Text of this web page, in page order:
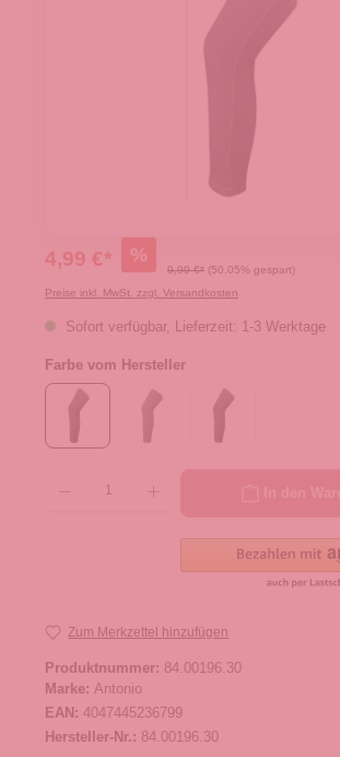
4,99 €* %
9,99 €* (50.05% gespart)
Preise inkl. MwSt. zzgl. Versandkosten
Sofort verfügbar, Lieferzeit: 1-3 Werktage
Farbe vom Hersteller
Zum Merkzettel hinzufügen
Produktnummer: 84.00196.30
Marke: Antonio
EAN: 4047445236799
Hersteller-Nr.: 84.00196.30